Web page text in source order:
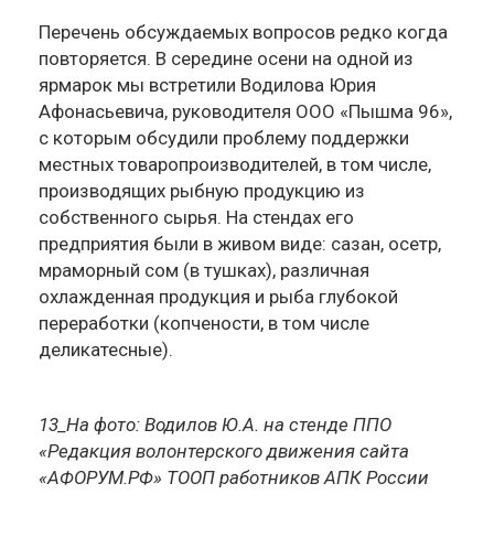
Перечень обсуждаемых вопросов редко когда
повторяется. В середине осени на одной из
ярмарок мы встретили Водилова Юрия
Афонасьевича, руководителя ООО «Пышма 96»,
с которым обсудили проблему поддержки
местных товаропроизводителей, в том числе,
производящих рыбную продукцию из
собственного сырья. На стендах его
предприятия были в живом виде: сазан, осетр,
мраморный сом (в тушках), различная
охлажденная продукция и рыба глубокой
переработки (копчености, в том числе
деликатесные).
13_На фото: Водилов Ю.А. на стенде ППО
«Редакция волонтерского движения сайта
«АФОРУМ.РФ» ТООП работников АПК России